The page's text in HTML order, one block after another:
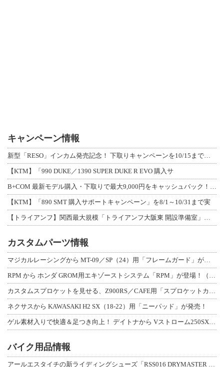
キャンペーン情報
【KTM】「990 DUKE／1390 SUPER DUKE R EVO 購入サ
【KTM】「890 SMT 購入サポートキャンペーン」を8/1～10/31まで実
カスタムパーツ情報
ネクサスから KAWASAKI H2 SX（18-22）用「ニーパッド」が発売！
バイク用品情報